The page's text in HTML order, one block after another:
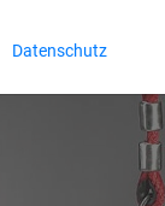
Datenschutz